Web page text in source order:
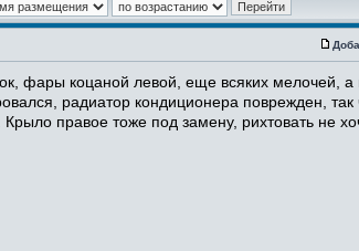
фары коцаной левой, еще всяких мелочей, а
радиатор кондиционера поврежден, так
правое тоже под замену, рихтовать не